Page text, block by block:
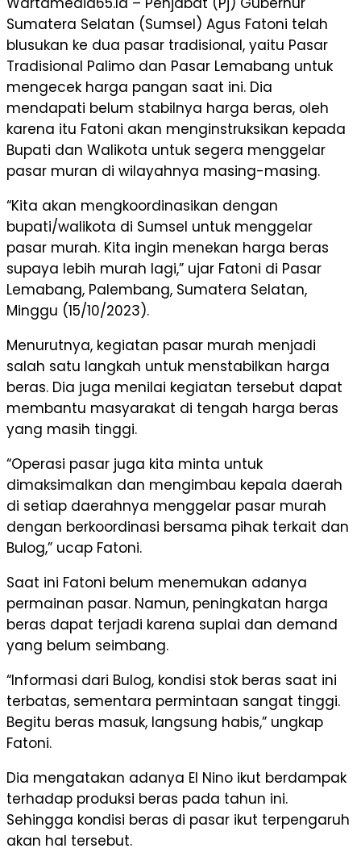
Sumatera Selatan (Sumsel) Agus Fatoni telah
blusukan ke dua pasar tradisional, yaitu Pasar
Tradisional Palimo dan Pasar Lemabang untuk
mengecek harga pangan saat ini. Dia
mendapati belum stabilnya harga beras, oleh
karena itu Fatoni akan menginstruksikan kepada
Bupati dan Walikota untuk segera menggelar
pasar muran di wilayahnya masing-masing.
“Kita akan mengkoordinasikan dengan
bupati/walikota di Sumsel untuk menggelar
pasar murah. Kita ingin menekan harga beras
supaya lebih murah lagi,” ujar Fatoni di Pasar
Lemabang, Palembang, Sumatera Selatan,
Minggu (15/10/2023).
Menurutnya, kegiatan pasar murah menjadi
salah satu langkah untuk menstabilkan harga
beras. Dia juga menilai kegiatan tersebut dapat
membantu masyarakat di tengah harga beras
yang masih tinggi.
“Operasi pasar juga kita minta untuk
dimaksimalkan dan mengimbau kepala daerah
di setiap daerahnya menggelar pasar murah
dengan berkoordinasi bersama pihak terkait dan
Bulog,” ucap Fatoni.
Saat ini Fatoni belum menemukan adanya
permainan pasar. Namun, peningkatan harga
beras dapat terjadi karena suplai dan demand
yang belum seimbang.
“Informasi dari Bulog, kondisi stok beras saat ini
terbatas, sementara permintaan sangat tinggi.
Begitu beras masuk, langsung habis,” ungkap
Fatoni.
Dia mengatakan adanya El Nino ikut berdampak
terhadap produksi beras pada tahun ini.
Sehingga kondisi beras di pasar ikut terpengaruh
akan hal tersebut.